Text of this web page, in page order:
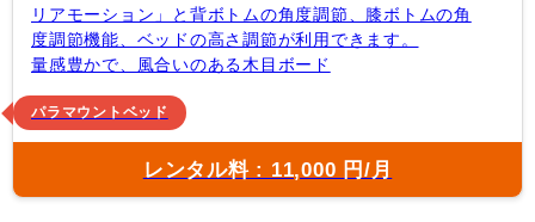
リアモーション」と背ボトムの角度調節、膝ボトムの角
度調節機能、ベッドの高さ調節が利用できます。
量感豊かで、風合いのある木目ボード
パラマウントベッド
レンタル料 : 11,000 円/月